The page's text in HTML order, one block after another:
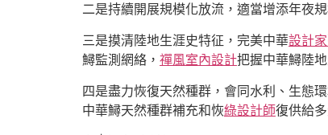
二是持續開展規模化放流，適當增添年夜
三是摸清陸地生涯史特征，完美中華設計
鱘監測網絡， 禪風室內設計把握中華鱘陸
四是盡力恢復天然種群，會同水利、生態
中華鱘天然種群補充和恢綠設計師復供給